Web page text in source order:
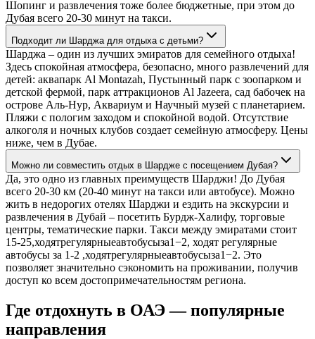
Шопинг и развлечения тоже более бюджетные, при этом до
Дубая всего 20-30 минут на такси.
Подходит ли Шарджа для отдыха с детьми?
Шарджа – один из лучших эмиратов для семейного отдыха!
Здесь спокойная атмосфера, безопасно, много развлечений для
детей: аквапарк Al Montazah, Пустынный парк с зоопарком и
детской фермой, парк аттракционов Al Jazeera, сад бабочек на
острове Аль-Нур, Аквариум и Научный музей с планетарием.
Пляжи с пологим заходом и спокойной водой. Отсутствие
алкоголя и ночных клубов создает семейную атмосферу. Цены
ниже, чем в Дубае.
Можно ли совместить отдых в Шардже с посещением Дубая?
Да, это одно из главных преимуществ Шарджи! До Дубая
всего 20-30 км (20-40 минут на такси или автобусе). Можно
жить в недорогих отелях Шарджи и ездить на экскурсии и
развлечения в Дубай – посетить Бурдж-Халифу, торговые
центры, тематические парки. Такси между эмиратами стоит
15-25,ходятрегулярныеавтобусыза1−2, ходят регулярные
автобусы за 1-2 ,ходятрегулярныеавтобусыза1−2. Это
позволяет значительно сэкономить на проживании, получив
доступ ко всем достопримечательностям региона.
Где отдохнуть в ОАЭ — популярные
направления